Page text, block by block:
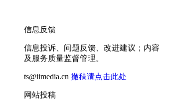
信息反馈
信息投诉、问题反馈、改进建议；内容
及服务质量监督管理。
ts@iimedia.cn 撤稿请点击此处
网站投稿